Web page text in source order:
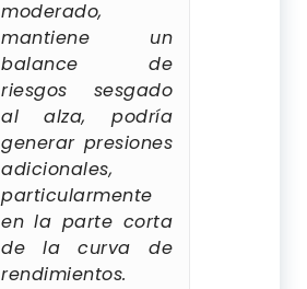
moderado,
mantiene un
balance de
riesgos sesgado
al alza, podría
generar presiones
adicionales,
particularmente
en la parte corta
de la curva de
rendimientos.